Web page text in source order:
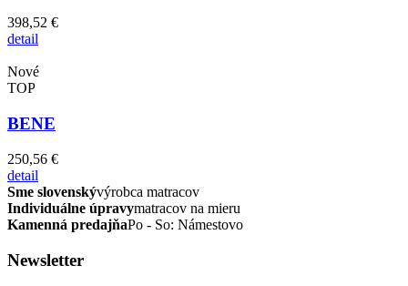
398,52 €
detail
Nové
TOP
BENE
250,56 €
detail
Sme slovenskývýrobca matracov
Individuálne úpravymatracov na mieru
Kamenná predajňaPo - So: Námestovo
Newsletter